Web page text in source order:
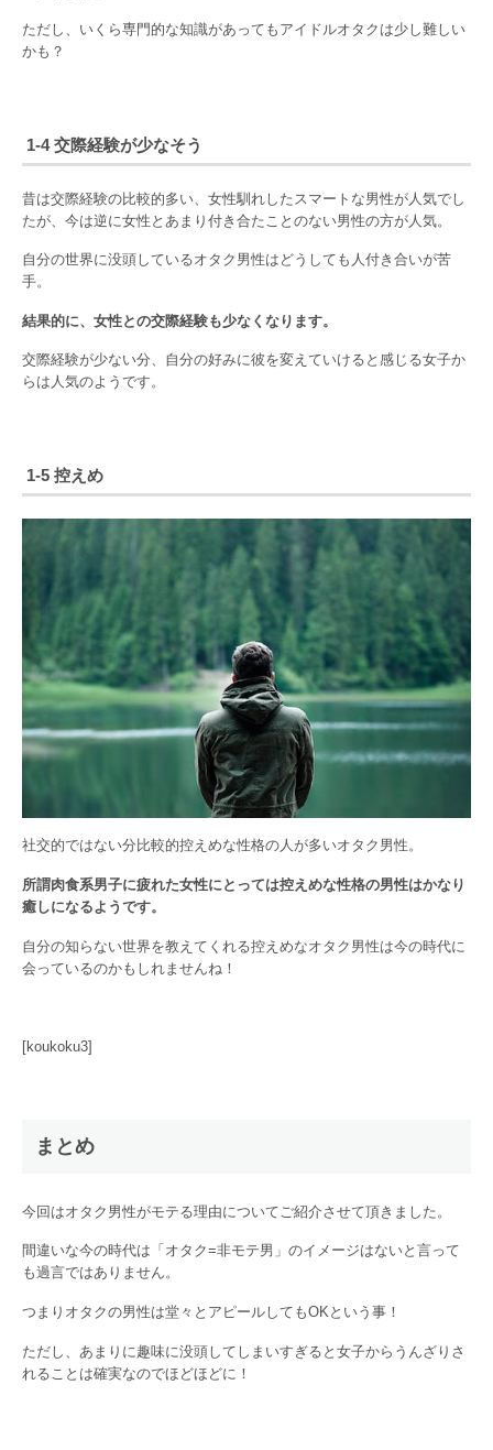
ただし、いくら専門的な知識があってもアイドルオタクは少し難しい
かも？
1-4 交際経験が少なそう
昔は交際経験の比較的多い、女性馴れしたスマートな男性が人気でし
たが、今は逆に女性とあまり付き合たことのない男性の方が人気。
自分の世界に没頭しているオタク男性はどうしても人付き合いが苦
手。
結果的に、女性との交際経験も少なくなります。
交際経験が少ない分、自分の好みに彼を変えていけると感じる女子か
らは人気のようです。
1-5 控えめ
社交的ではない分比較的控えめな性格の人が多いオタク男性。
所謂肉食系男子に疲れた女性にとっては控えめな性格の男性はかなり
癒しになるようです。
自分の知らない世界を教えてくれる控えめなオタク男性は今の時代に
会っているのかもしれませんね！
[koukoku3]
まとめ
今回はオタク男性がモテる理由についてご紹介させて頂きました。
間違いな今の時代は「オタク=非モテ男」のイメージはないと言って
も過言ではありません。
つまりオタクの男性は堂々とアピールしてもOKという事！
ただし、あまりに趣味に没頭してしまいすぎると女子からうんざりさ
れることは確実なのでほどほどに！